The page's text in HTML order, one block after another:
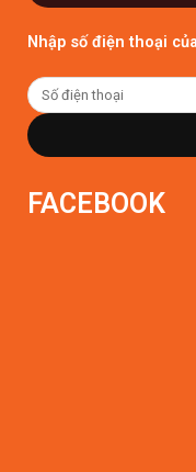
Nhập số điện thoại
FACEBOOK